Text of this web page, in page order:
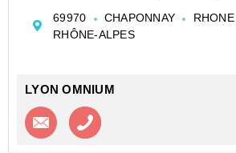
69970
CHAPONNAY RHONE
RHÔNE-ALPES
LYON OMNIUM
Contacter l'agence